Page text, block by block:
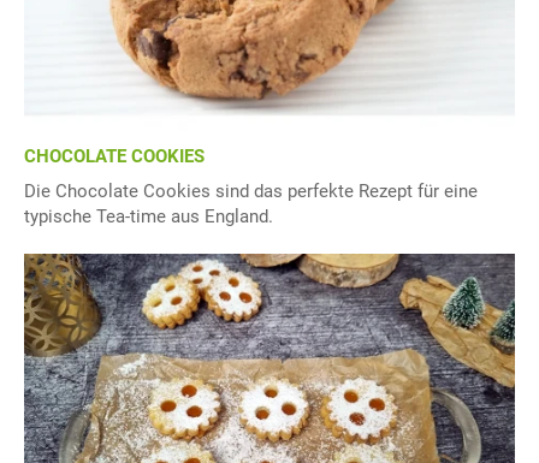
CHOCOLATE COOKIES
Die Chocolate Cookies sind das perfekte Rezept für eine
typische Tea-time aus England.